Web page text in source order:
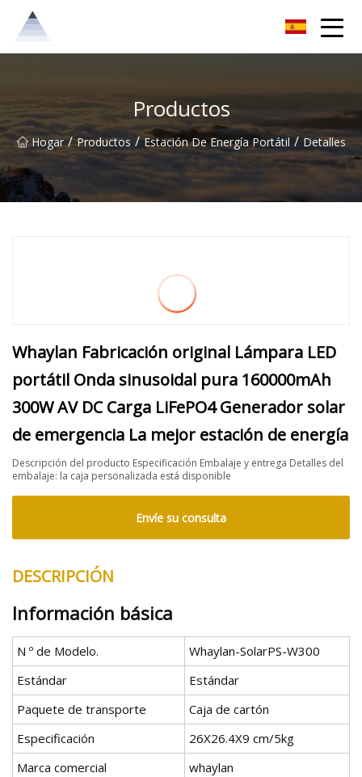
Productos
Hogar / Productos / Estación De Energía Portátil / Detalles
Whaylan Fabricación original Lámpara LED
portátil Onda sinusoidal pura 160000mAh
300W AV DC Carga LiFePO4 Generador solar
de emergencia La mejor estación de energía
Descripción del producto Especificación Embalaje y entrega Detalles del
embalaje: la caja personalizada está disponible
Envíe su consulta
DESCRIPCIÓN
Información básica
N º de Modelo.
Whaylan-SolarPS-W300
Estándar
Estándar
Paquete de transporte
Caja de cartón
Especificación
26X26.4X9 cm/5kg
Marca comercial
whaylan